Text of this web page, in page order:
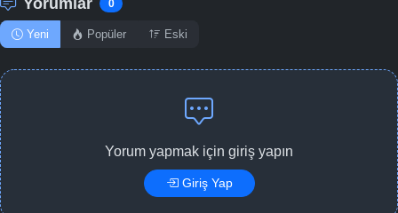
0
Yeni Popüler Eski
Yorum yapmak için giriş yapın
Giriş Yap